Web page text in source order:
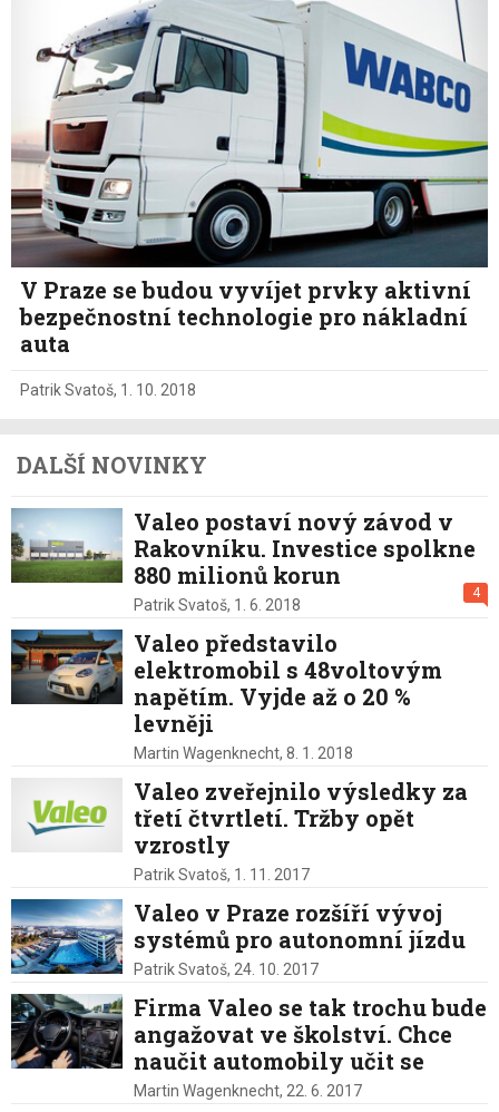
V Praze se budou vyvíjet prvky aktivní
bezpečnostní technologie pro nákladní
auta
Patrik Svatoš, 1. 10. 2018
DALŠÍ NOVINKY
Valeo postaví nový závod v
Rakovníku. Investice spolkne
880 milionů korun
4
Patrik Svatoš, 1. 6. 2018
Valeo představilo
elektromobil s 48voltovým
napětím. Vyjde až o 20 %
levněji
Martin Wagenknecht, 8. 1. 2018
Valeo zveřejnilo výsledky za
třetí čtvrtletí. Tržby opět
vzrostly
Patrik Svatoš, 1. 11. 2017
Valeo v Praze rozšíří vývoj
systémů pro autonomní jízdu
Patrik Svatoš, 24. 10. 2017
Firma Valeo se tak trochu bude
angažovat ve školství. Chce
naučit automobily učit se
Martin Wagenknecht, 22. 6. 2017